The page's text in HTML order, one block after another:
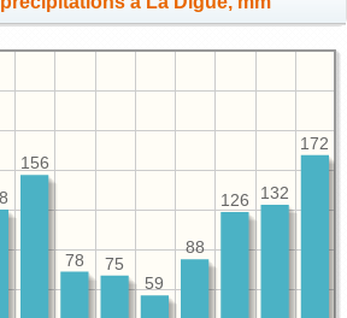
172
132
126
88
59
75
78
156